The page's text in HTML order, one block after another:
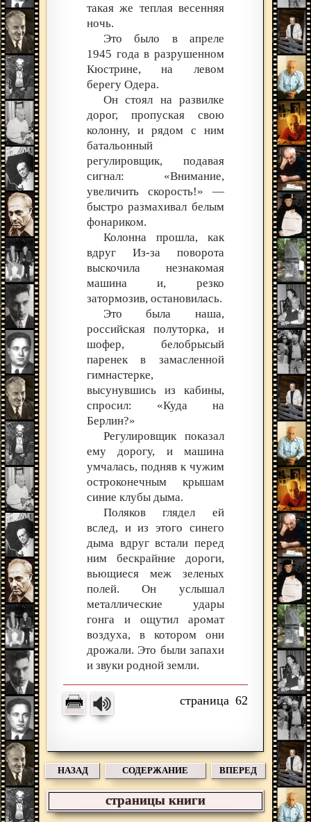
такая же теплая весенняя
ночь.
Это было в апреле
1945 года в разрушенном
Кюстрине, на левом
берегу Одера.
Он стоял на развилке
дорог, пропуская свою
колонну, и рядом с ним
батальонный
регулировщик, подавая
сигнал: «Внимание,
увеличить скорость!» —
быстро размахивал белым
фонариком.
Колонна прошла, как
вдруг Из-за поворота
выскочила незнакомая
машина и, резко
затормозив, остановилась.
Это была наша,
российская полуторка, и
шофер, белобрысый
паренек в замасленной
гимнастерке,
высунувшись из кабины,
спросил: «Куда на
Берлин?»
Регулировщик показал
ему дорогу, и машина
умчалась, подняв к чужим
остроконечным крышам
синие клубы дыма.
Поляков глядел ей
вслед, и из этого синего
дыма вдруг встали перед
ним бескрайние дороги,
вьющиеся меж зеленых
полей. Он услышал
металлические удары
гонга и ощутил аромат
воздуха, в котором они
дрожали. Это были запахи
и звуки родной земли.
62
НАЗАД СОДЕРЖАНИЕ ВПЕРЕД
страницы книги